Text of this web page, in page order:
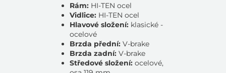
Rám: HI-TEN ocel
Vidlice: HI-TEN ocel
Hlavové složení: klasické -
ocelové
Brzda přední: V-brake
Brzda zadní: V-brake
Středové složení: ocelové,